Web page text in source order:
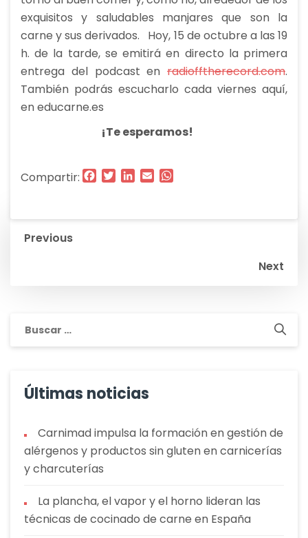
exquisitos y saludables manjares que son la
carne y sus derivados. Hoy, 15 de octubre a las 19
h. de la tarde, se emitirá en directo la primera
entrega del podcast en radiofftherecord.com.
También podrás escucharlo cada viernes aquí,
en educarne.es
¡Te esperamos!
Compartir: Facebook
TwitterLinkedIn
Email
Navegación
Previous
Next
Últimas noticias
Carnimad impulsa la formación en gestión de
alérgenos y productos sin gluten en carnicerías
y charcuterías
La plancha, el vapor y el horno lideran las
técnicas de cocinado de carne en España